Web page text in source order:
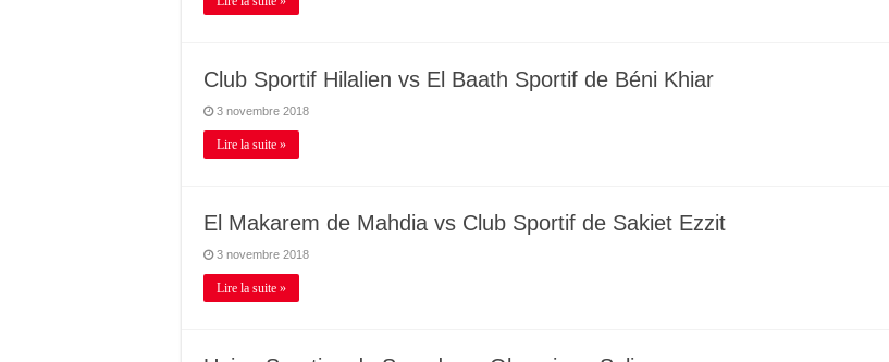
Club Sportif Hilalien vs El Baath Sportif de Béni Khiar
3 novembre 2018
Lire la suite »
El Makarem de Mahdia vs Club Sportif de Sakiet Ezzit
3 novembre 2018
Lire la suite »